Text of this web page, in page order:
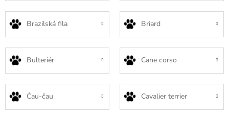
Brazilská fila Briard
Bulteriér Cane corso
Čau-čau Cavalier terrier